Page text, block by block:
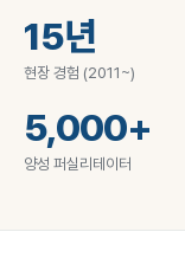
15년
현장 경험 (2011~)
5,000+
양성 퍼실리테이터